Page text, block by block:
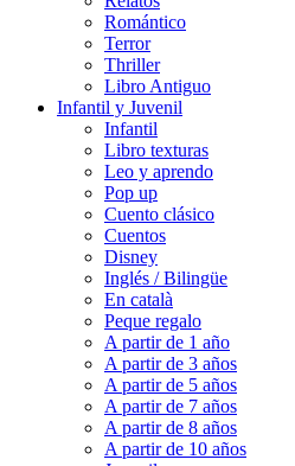
Romántico
Terror
Thriller
Libro Antiguo
Infantil y Juvenil
Infantil
Libro texturas
Leo y aprendo
Pop up
Cuento clásico
Cuentos
Disney
Inglés / Bilingüe
En català
Peque regalo
A partir de 1 año
A partir de 3 años
A partir de 5 años
A partir de 7 años
A partir de 8 años
A partir de 10 años